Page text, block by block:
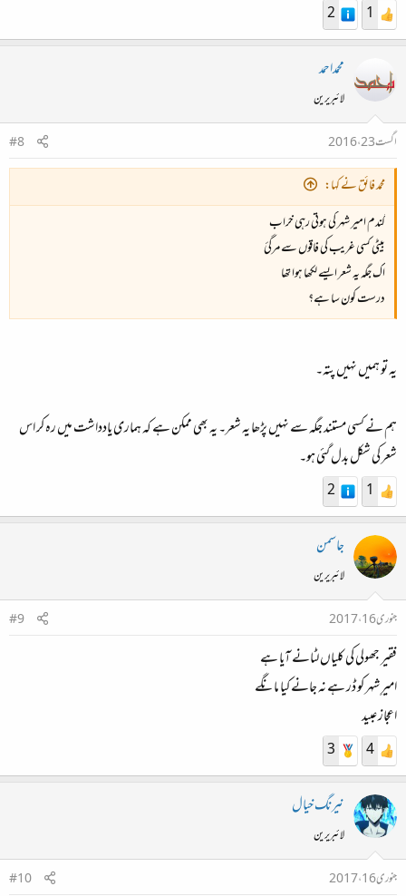
1
2
محمداحمد
لائبریرین
اگست 23، 2016
#8
محمد فائق نے کہا:
گندم امیر شہر کی ہوتی رہی خراب
بیٹی کسی غریب کی فاقوں سے مرگئ
اک جگہ یہ شعر ایسے لکھا ہوا تھا
درست کون سا ہے؟
یہ تو ہمیں نہیں پتہ۔
ہم نے کسی مستند جگہ سے نہیں پڑھا یہ شعر۔ یہ بھی ممکن ہے کہ ہماری یادداشت میں رہ کر اس
شعر کی شکل بدل گئی ہو۔
1
2
جاسمن
لائبریرین
جنوری 16، 2017
#9
فقیر جھولی کی کلیاں لٹانے آیا ہے
امیرِ شہر کو ڈر ہے نہ جانے کیا مانگے
اعجاز عبید
4
3
نیرنگ خیال
لائبریرین
جنوری 16، 2017
#10